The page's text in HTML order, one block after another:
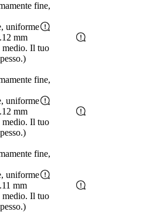
fine,
uniforme
mm
medio. Il tuo
fine,
uniforme
mm
medio. Il tuo
fine,
uniforme
mm
medio. Il tuo